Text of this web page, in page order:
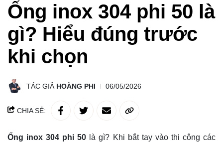
Ống inox 304 phi 50 là
gì? Hiểu đúng trước
khi chọn
TÁC GIẢ HOÀNG PHI 06/05/2026
CHIA SẺ:
Ống inox 304 phi 50 là gì? Khi bắt tay vào thi công các